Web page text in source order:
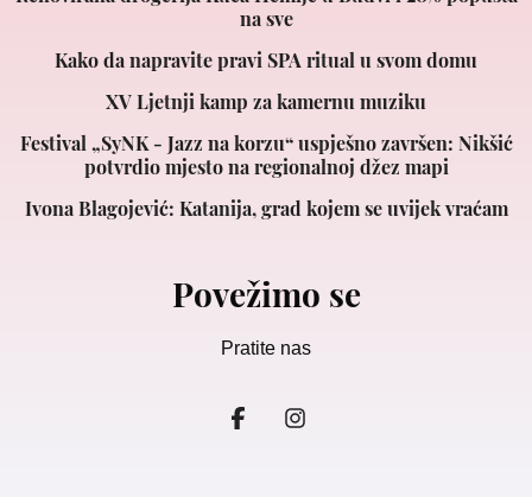
na sve
Kako da napravite pravi SPA ritual u svom domu
XV Ljetnji kamp za kamernu muziku
Festival „SyNK - Jazz na korzu“ uspješno završen: Nikšić
potvrdio mjesto na regionalnoj džez mapi
Ivona Blagojević: Katanija, grad kojem se uvijek vraćam
Povežimo se
Pratite nas